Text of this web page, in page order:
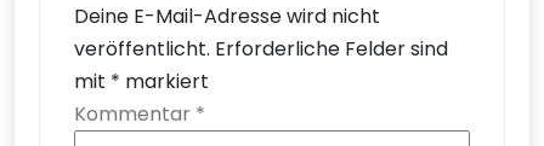
Deine E-Mail-Adresse wird nicht
veröffentlicht. Erforderliche Felder sind
mit * markiert
Kommentar *